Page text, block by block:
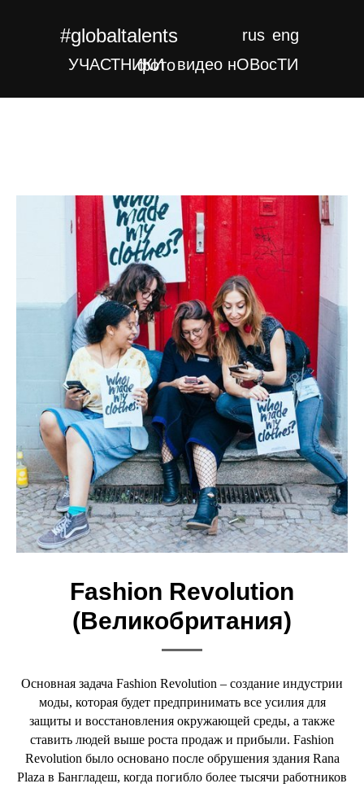
фото нОВocТИ
rus eng
#globaltalents
УЧАСТНИКИ видео
Fashion Revolution
(Великобритания)
Основная задача Fashion Revolution – создание индустрии
моды, которая будет предпринимать все усилия для
защиты и восстановления окружающей среды, а также
ставить людей выше роста продаж и прибыли. Fashion
Revolution было основано после обрушения здания Rana
Plaza в Бангладеш, когда погибло более тысячи работников